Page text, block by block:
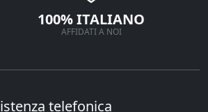
100% ITALIANO
AFFIDATI A NOI
telefonica